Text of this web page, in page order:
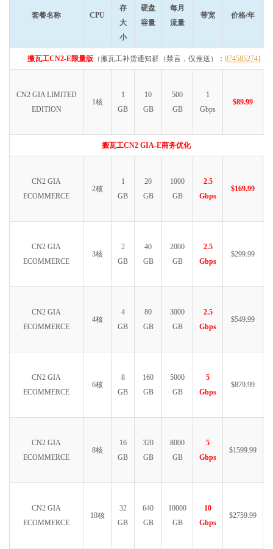
套餐名称 CPU
存
大
小
硬盘
容量
每月
流量
带宽 价格/年
搬瓦工CN2-E限量版 （搬瓦工补货通知群（禁言，仅推送）： 874585274）
CN2 GIA LIMITED
EDITION
1核
1
GB
10
GB
500
GB
1
Gbps
$89.99
搬瓦工CN2 GIA-E商务优化
CN2 GIA
ECOMMERCE
2核
1
GB
20
GB
1000
GB
2.5
Gbps
$169.99
CN2 GIA
ECOMMERCE
3核
2
GB
40
GB
2000
GB
2.5
Gbps
$299.99
CN2 GIA
ECOMMERCE
4核
4
GB
80
GB
3000
GB
2.5
Gbps
$549.99
CN2 GIA
ECOMMERCE
6核
8
GB
160
GB
5000
GB
5
Gbps
$879.99
CN2 GIA
ECOMMERCE
8核
16
GB
320
GB
8000
GB
5
Gbps
$1599.99
CN2 GIA
ECOMMERCE
10核
32
GB
640
GB
10000
GB
10
Gbps
$2759.99